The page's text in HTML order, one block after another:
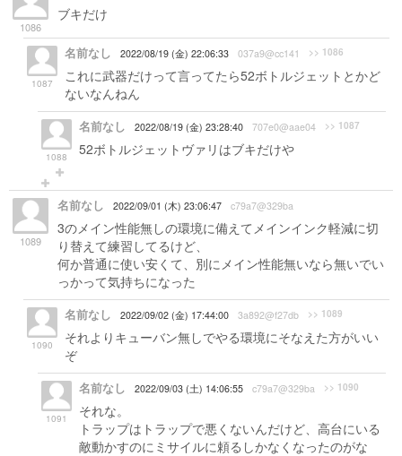
1086
ブキだけ
1087
名前なし 2022/08/19 (金) 22:06:33 037a9@cc141 >> 1086
これに武器だけって言ってたら52ボトルジェットとかど
ないなんねん
1088
名前なし 2022/08/19 (金) 23:28:40 707e0@aae04 >> 1087
52ボトルジェットヴァリはブキだけや
1089
名前なし 2022/09/01 (木) 23:06:47 c79a7@329ba
3のメイン性能無しの環境に備えてメインインク軽減に切
り替えて練習してるけど、
何か普通に使い安くて、別にメイン性能無いなら無いでい
っかって気持ちになった
1090
名前なし 2022/09/02 (金) 17:44:00 3a892@f27db >> 1089
それよりキューバン無しでやる環境にそなえた方がいい
ぞ
1091
名前なし 2022/09/03 (土) 14:06:55 c79a7@329ba >> 1090
それな。
トラップはトラップで悪くないんだけど、高台にいる
敵動かすのにミサイルに頼るしかなくなったのがな